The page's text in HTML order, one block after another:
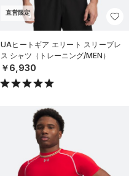
直営限定
UAヒートギア エリート スリーブレ
ス シャツ（トレーニング/MEN）
￥6,930